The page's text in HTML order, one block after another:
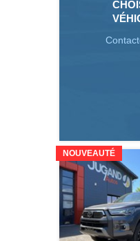
NOUVEAUTÉ